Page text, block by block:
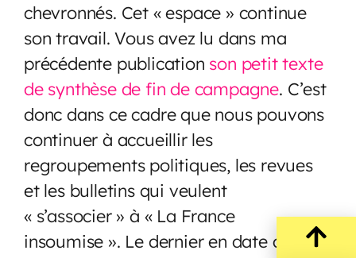
chevronnés. Cet « espace » continue
son travail. Vous avez lu dans ma
précédente publication son petit texte
de synthèse de fin de campagne. C’est
donc dans ce cadre que nous pouvons
continuer à accueillir les
regroupements politiques, les revues
et les bulletins qui veulent
« s’associer » à « La France
insoumise ». Le dernier en date a été